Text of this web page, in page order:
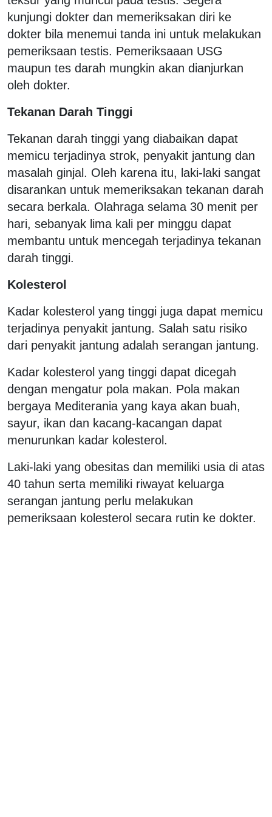
kunjungi dokter dan memeriksakan diri ke
dokter bila menemui tanda ini untuk melakukan
pemeriksaan testis. Pemeriksaaan USG
maupun tes darah mungkin akan dianjurkan
oleh dokter.
Tekanan Darah Tinggi
Tekanan darah tinggi yang diabaikan dapat
memicu terjadinya strok, penyakit jantung dan
masalah ginjal. Oleh karena itu, laki-laki sangat
disarankan untuk memeriksakan tekanan darah
secara berkala. Olahraga selama 30 menit per
hari, sebanyak lima kali per minggu dapat
membantu untuk mencegah terjadinya tekanan
darah tinggi.
Kolesterol
Kadar kolesterol yang tinggi juga dapat memicu
terjadinya penyakit jantung. Salah satu risiko
dari penyakit jantung adalah serangan jantung.
Kadar kolesterol yang tinggi dapat dicegah
dengan mengatur pola makan. Pola makan
bergaya Mediterania yang kaya akan buah,
sayur, ikan dan kacang-kacangan dapat
menurunkan kadar kolesterol.
Laki-laki yang obesitas dan memiliki usia di atas
40 tahun serta memiliki riwayat keluarga
serangan jantung perlu melakukan
pemeriksaan kolesterol secara rutin ke dokter.